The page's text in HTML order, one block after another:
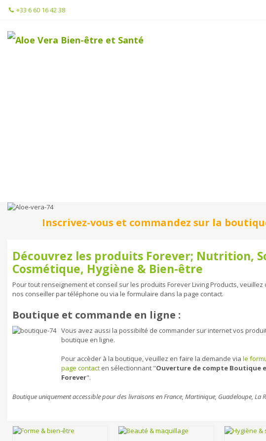
+33 6 60 16 42 38
Inscrivez-vous et commandez sur la
Découvrez les produits Forever; Nutrition,
Cosmétique, Hygiène & Bien-être
Pour tout renseignement et conseil sur les produits Forever Living Products, veuillez
nos conseiller par téléphone ou via le formulaire dans la page contact.
Boutique et commande en ligne :
Vous avez aussi la possibilté de commander sur internet vos
boutique en ligne.
Pour accèder à la boutique, veuillez en faire la demande via le
page contact en sélectionnant "Ouverture de compte Boutique
Forever".
Boutique uniquement accessible pour des livraisons en France, Martinique, Guadeloupe, La